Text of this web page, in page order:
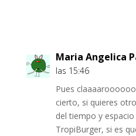
Maria Angelica
las 15:46
Pues
cierto, si quieres
del tiempo y
TropiBurger, si es